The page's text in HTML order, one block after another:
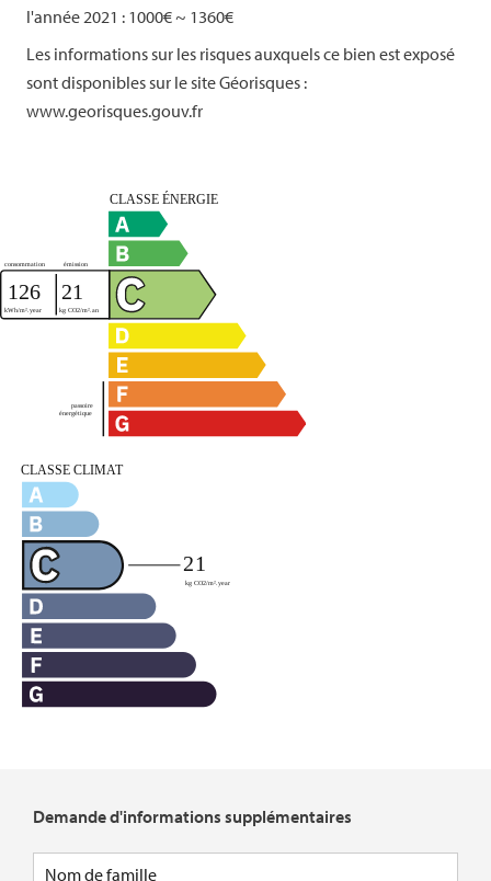
l'année 2021 : 1000€ ~ 1360€
Les informations sur les risques auxquels ce bien est exposé
sont disponibles sur le site Géorisques :
www.georisques.gouv.fr
Demande d'informations supplémentaires